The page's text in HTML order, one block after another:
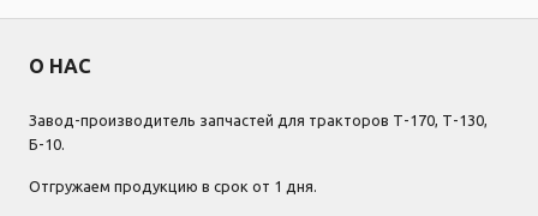
О НАС
Завод-производитель запчастей для тракторов Т-170, Т-130,
Б-10.
Отгружаем продукцию в срок от 1 дня.